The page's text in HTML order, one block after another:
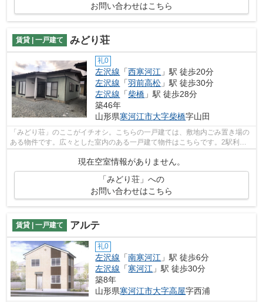
お問い合わせはこちら
賃貸 | 一戸建て みどり荘
礼0
左沢線 「西寒河江 」駅 徒歩20分
左沢線 「羽前高松 」駅 徒歩30分
左沢線 「柴橋 」駅 徒歩28分
築46年
山形県寒河江市大字柴橋字山田
「みどり荘」のここがイチオシ。こちらの一戸建ては、敷地内ごみ置き場の
ある物件です。広々とした室内のある一戸建て物件はこちらです。2駅利用
現在空室情報がありません。
「みどり荘」への
お問い合わせはこちら
賃貸 | 一戸建て アルテ
礼0
左沢線 「南寒河江 」駅 徒歩6分
左沢線 「寒河江 」駅 徒歩30分
築8年
山形県寒河江市大字高屋字西浦